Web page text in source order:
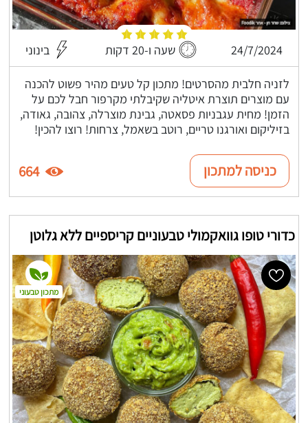
24/7/2024 שעה ו-20 דקות בינוני
לזניה חלבית מהסרטים! מתכון קל טעים מהיר פשוט להכנה
עם מוצרים תוצרת איטליה שקיבלתי מקרפור חבל לכם על
הזמן! מחית עגבניות פסאטה, גבינת מוצרלה, צהובה, גאודה,
בזיליקום ואורגנו טריים, רוטב בשאמל, צרחות! רוצו להכין!
כניסה למתכון 664
כדורי טופו גוואקמולי טבעוניים קריספיים ללא גלוטן
מתכון טבעוני